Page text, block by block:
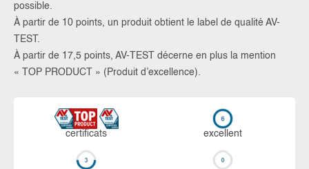
possible.
À partir de 10 points, un produit obtient le label de qualité AV-
TEST.
À partir de 17,5 points, AV-TEST décerne en plus la mention
« TOP PRODUCT » (Produit d’excellence).
certi­ficats ex­cellent